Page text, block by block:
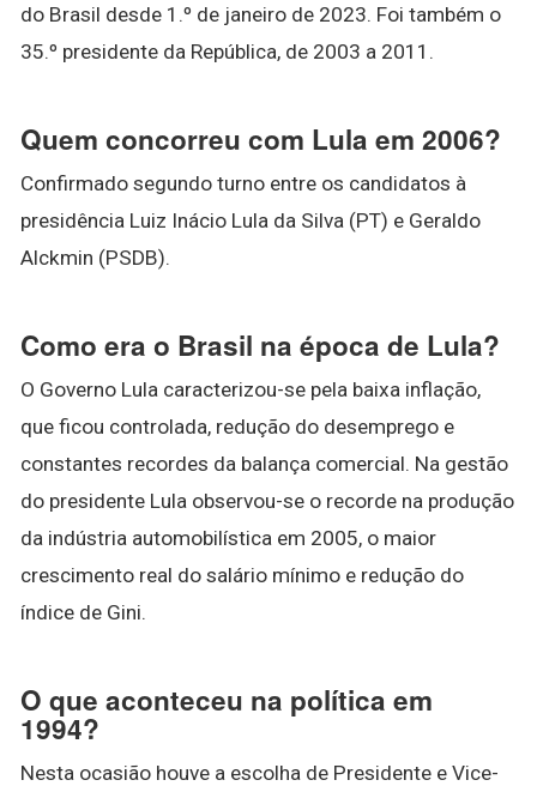
do Brasil desde 1.º de janeiro de 2023. Foi também o
35.º presidente da República, de 2003 a 2011.
Quem concorreu com Lula em 2006?
Confirmado segundo turno entre os candidatos à
presidência Luiz Inácio Lula da Silva (PT) e Geraldo
Alckmin (PSDB).
Como era o Brasil na época de Lula?
O Governo Lula caracterizou-se pela baixa inflação,
que ficou controlada, redução do desemprego e
constantes recordes da balança comercial. Na gestão
do presidente Lula observou-se o recorde na produção
da indústria automobilística em 2005, o maior
crescimento real do salário mínimo e redução do
índice de Gini.
O que aconteceu na política em
1994?
Nesta ocasião houve a escolha de Presidente e Vice-